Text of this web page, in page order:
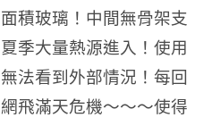
積玻璃！中間無骨架支
季大量熱源進入！使用
法看到外部情況！每回
飛滿天危機～～～使得